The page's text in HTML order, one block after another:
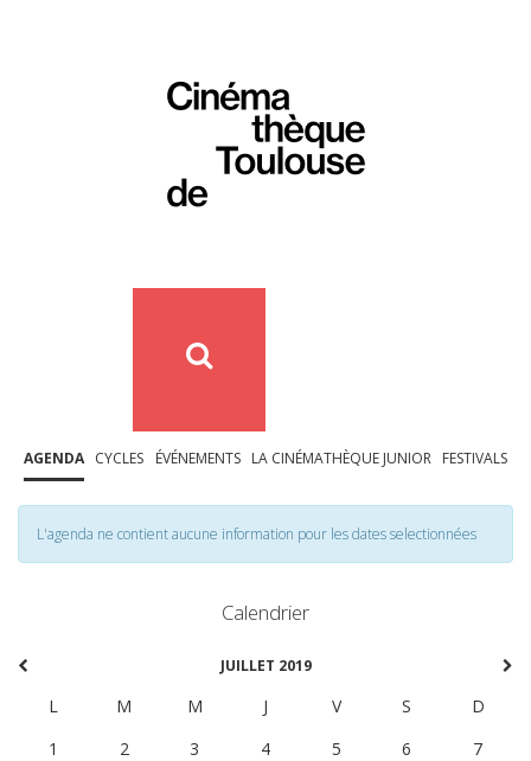
AGENDA CYCLES ÉVÉNEMENTS LA CINÉMATHÈQUE JUNIOR FESTIVALS
L'agenda ne contient aucune information pour les dates selectionnées
Calendrier
JUILLET 2019
L M M J V S
D
1
2 3 4 5 6
7